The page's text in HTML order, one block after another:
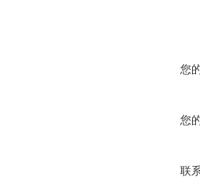
您
您
联